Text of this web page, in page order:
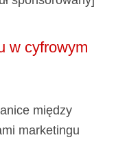
w cyfrowym
między
marketingu